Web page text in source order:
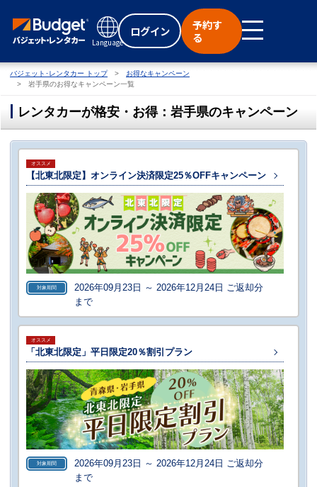
Language
ログイン
予約す
る
バジェット･レンタカー トップ
お得なキャンペーン
岩手県のお得なキャンペーン一覧
レンタカーが格安・お得：岩手県のキャンペーン
オススメ
【北東北限定】オンライン決済限定25％OFFキャンペーン
対象期間
2026年09月23日 ～ 2026年12月24日 ご返却分
まで
オススメ
「北東北限定」平日限定20％割引プラン
対象期間
2026年09月23日 ～ 2026年12月24日 ご返却分
まで